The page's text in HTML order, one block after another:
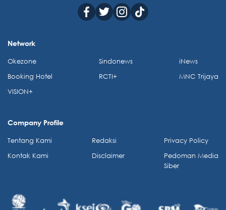
Network
Okezone
Booking Hotel
VISION+
Sindonews
RCTI+
iNews
MNC Trijaya
Company Profile
Tentang Kami
Kontak Kami
Redaksi
Disclaimer
Privacy Policy
Pedoman Media
Siber